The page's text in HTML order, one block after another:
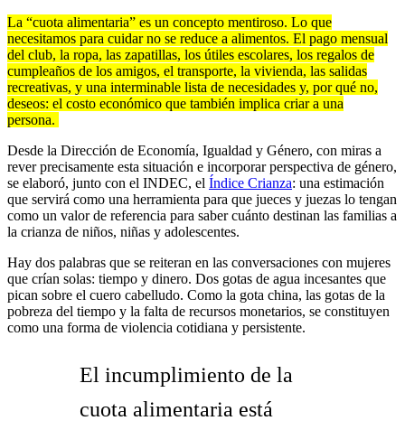
La “cuota alimentaria” es un concepto mentiroso. Lo que
necesitamos para cuidar no se reduce a alimentos. El pago mensual
del club, la ropa, las zapatillas, los útiles escolares, los regalos de
cumpleaños de los amigos, el transporte, la vivienda, las salidas
recreativas, y una interminable lista de necesidades y, por qué no,
deseos: el costo económico que también implica criar a una
persona.
Desde la Dirección de Economía, Igualdad y Género, con miras a
rever precisamente esta situación e incorporar perspectiva de género,
se elaboró, junto con el INDEC, el Índice Crianza: una estimación
que servirá como una herramienta para que jueces y juezas lo tengan
como un valor de referencia para saber cuánto destinan las familias a
la crianza de niños, niñas y adolescentes.
Hay dos palabras que se reiteran en las conversaciones con mujeres
que crían solas: tiempo y dinero. Dos gotas de agua incesantes que
pican sobre el cuero cabelludo. Como la gota china, las gotas de la
pobreza del tiempo y la falta de recursos monetarios, se constituyen
como una forma de violencia cotidiana y persistente.
El incumplimiento de la
cuota alimentaria está